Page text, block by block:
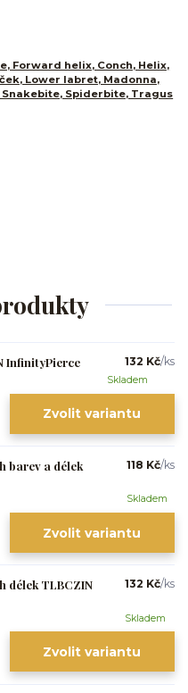
Forward helix, Conch, Helix,
Lower labret, Madonna,
Snakebite, Spiderbite, Tragus
InfinityPierce 132 Kč/ks
Skladem
Zvolit variantu
barev a délek
118 Kč/ks
Skladem
Zvolit variantu
délek TLBCZIN
132 Kč/ks
Skladem
Zvolit variantu